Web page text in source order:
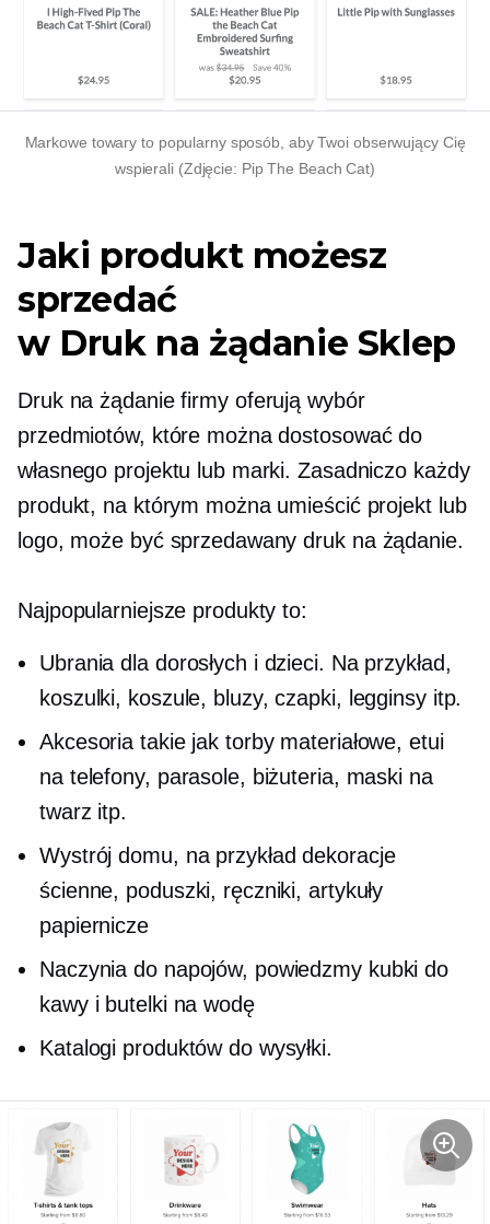
Markowe towary to popularny sposób, aby Twoi obserwujący Cię
wspierali (Zdjęcie: Pip The Beach Cat)
Jaki produkt możesz
sprzedać
w Druk na żądanie Sklep
Druk na żądaniefirmy oferują wybór
przedmiotów, które można dostosować do
własnego projektu lub marki. Zasadniczo każdy
produkt, na którym można umieścić projekt lub
logo, może być sprzedawanydruk na żądanie.
Najpopularniejsze produkty to:
Ubrania dla dorosłych i dzieci. Na przykład,
koszulki, koszule, bluzy, czapki, legginsy itp.
Akcesoria takie jak torby materiałowe, etui
na telefony, parasole, biżuteria, maski na
twarz itp.
Wystrój domu, na przykład dekoracje
ścienne, poduszki, ręczniki, artykuły
papiernicze
Naczynia do napojów, powiedzmy kubki do
kawy i butelki na wodę
Katalogi produktów do wysyłki.